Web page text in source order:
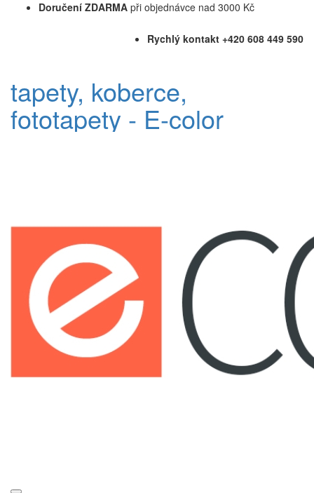
Doručení ZDARMA při objednávce nad 3000 Kč
Rychlý kontakt +420 608 449 590
tapety, koberce,
fototapety - E-color